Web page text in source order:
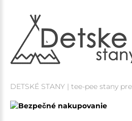
DETSKÉ STANY | tee-pee stany